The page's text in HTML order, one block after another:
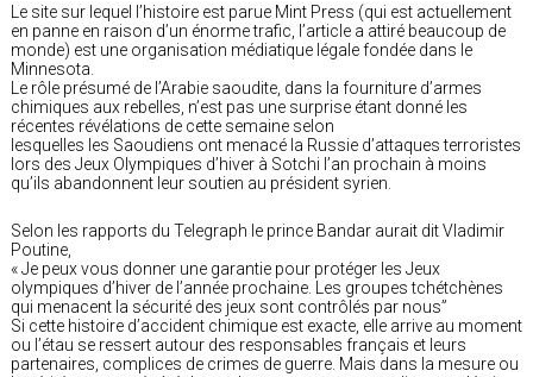
Le site sur lequel l’histoire est parue Mint Press (qui est actuellement
en panne en raison d’un énorme trafic, l’article a attiré beaucoup de
monde) est une organisation médiatique légale fondée dans le
Minnesota.
Le rôle présumé de l’Arabie saoudite, dans la fourniture d’armes
chimiques aux rebelles, n’est pas une surprise étant donné les
récentes révélations de cette semaine selon
lesquelles les Saoudiens ont menacé la Russie d’attaques terroristes
lors des Jeux Olympiques d’hiver à Sotchi l’an prochain à moins
qu’ils abandonnent leur soutien au président syrien.
Selon les rapports du Telegraph le prince Bandar aurait dit Vladimir
Poutine,
« Je peux vous donner une garantie pour protéger les Jeux
olympiques d’hiver de l’année prochaine. Les groupes tchétchènes
qui menacent la sécurité des jeux sont contrôlés par nous”
Si cette histoire d’accident chimique est exacte, elle arrive au moment
ou l’étau se ressert autour des responsables français et leurs
partenaires, complices de crimes de guerre. Mais dans la mesure ou